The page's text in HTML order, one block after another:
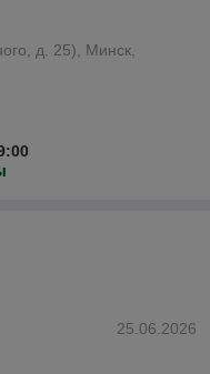
д. 25), Минск,
25.06.2026